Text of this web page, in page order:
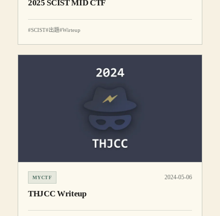
2025 SCIST MID CTF
#SCIST#出題#Wirteup
MYCTF 2024-05-06
THJCC Writeup